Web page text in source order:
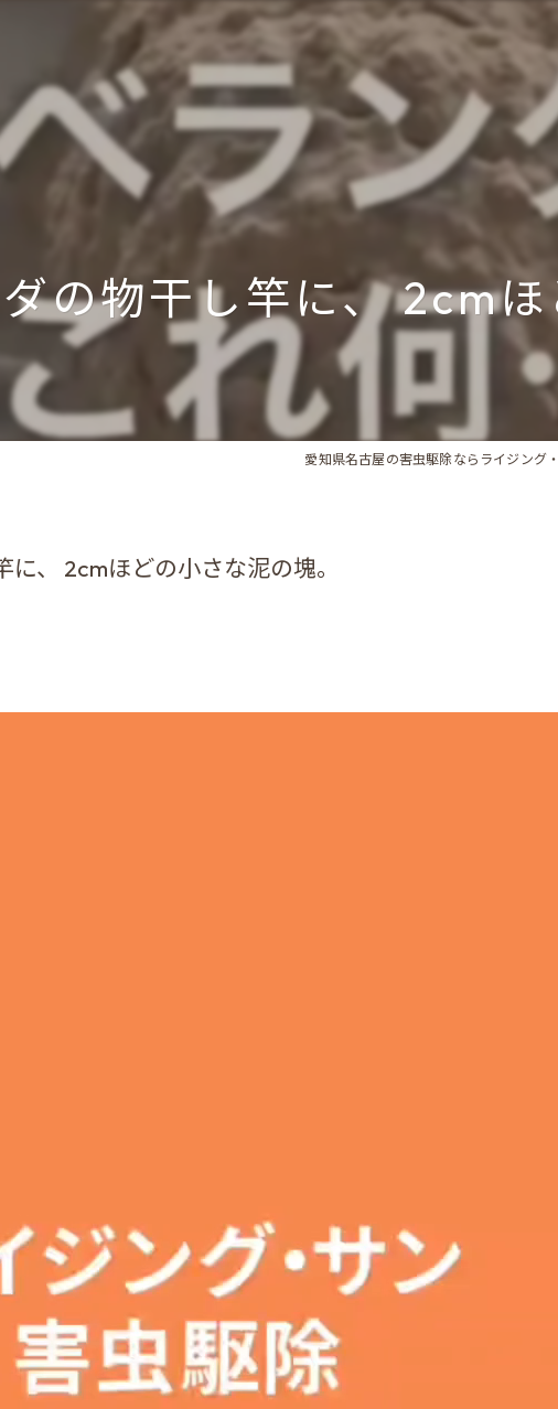
の物干し竿に、 2cmほ
愛知県名古屋の害虫駆除ならライジング
、 2cmほどの小さな泥の塊。